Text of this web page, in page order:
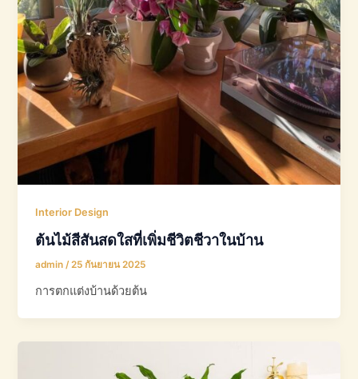
Interior Design
ต้นไม้สีสันสดใสที่เพิ่มชีวิตชีวาในบ้าน
admin/25 กันยายน 2025
การตกแต่งบ้านด้วยต้น